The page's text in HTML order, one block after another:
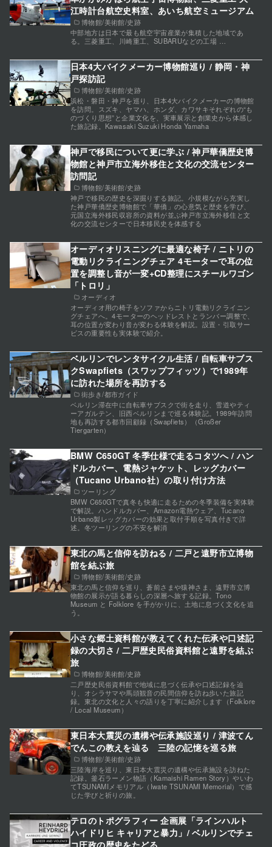
博物館/美術館/史跡
江時計台航空史料室、あいち航空ミュージアム
中部地方は日本で最も航空宇宙産業が集積した地域であ
る。三菱重工、川崎重工、SUBARUなどの工場 …
博物館/美術館/史跡
日本4大バイクメーカー博物館巡り / 静岡・神
戸探訪記
浜松・磐田・神戸を巡り、日本4大バイクメーカーの博物館
を訪問。スズキ、ヤマハ、ホンダ、カワサキそれぞれの“も
のづくり思想”と企業文化を、実車展示と創業史から体感し
た旅記録。Kawasaki Suzuki Honda Yamaha
博物館/美術館/史跡
神戸で移民について更に学ぶ / 神戸華僑歴史博
物館と神戸市立海外移住と文化の交流センター
訪問記
神戸で移民の歴史を深掘りする旅記。小規模ながら充実し
た神戸華僑歴史博物館で「華僑」の心意気と歴史を学び、
元国立海外移民収容所の資料が並ぶ神戸市立海外移住と文
化の交流センターで日本移民史を体感する
オーディオ
オーディオリスニングに最適な椅子 / ニトリの
電動リクライニングチェア 4モーターで耳の位
置を調整し音が一変+CD整理にスチールワゴン
「トロリ」
オーディオ用の椅子をソファからニトリ電動リクライニン
グチェアへ。4モーターのヘッドレストとランバー調整で、
耳の位置が変わり音が変わる体験を解説。設置・引取サー
ビスの重要性も実体験で紹介。
街歩き/都市ガイド
ベルリンでレンタサイクル生活 / 自転車サブス
クSwapfiets（スワップフィッツ）で1989年
に訪れた場所を再訪する
ベルリン滞在中に自転車サブスクで街を走り、雪道やティ
ーアガルテン、旧西ベルリンまで巡る体験記。1989年訪問
地も再訪する都市回顧録（Swapfiets）（Großer
Tiergarten）
ツーリング
BMW C650GT 冬季仕様で走るコタツへ / ハン
ドルカバー、電熱ジャケット、レッグカバー
（Tucano Urbano社）の取り付け方法
BMW C650GTで真冬も快適に走るための冬季装備を実体験
で解説。ハンドルカバー、Amazon電熱ウェア、Tucano
Urbano製レッグカバーの効果と取付手順を写真付きで詳
述。冬ツーリングの不安を解消
博物館/美術館/史跡
東北の馬と信仰を訪ねる / 二戸と遠野市立博物
館を結ぶ旅
東北の馬と信仰を巡り、蒼前さまや猿神さま、遠野市立博
物館の展示が語る暮らしの深層へ旅する記録。Tono
Museum と Folklore を手がかりに、土地に息づく文化を追
う。
博物館/美術館/史跡
小さな郷土資料館が教えてくれた伝承や口述記
録の大切さ / 二戸歴史民俗資料館と遠野を結ぶ
旅
二戸歴史民俗資料館で地域に息づく伝承や口述記録を辿
り、オシラサマや馬頭観音の民間信仰を訪ね歩いた旅記
録。東北の文化と人々の語りを丁寧に紹介します（Folklore
/ Local Museum）
博物館/美術館/史跡
東日本大震災の遺構や伝承施設巡り / 津波てん
でんこの教えを辿る 三陸の記憶を巡る旅
三陸海岸を巡り、東日本大震災の遺構や伝承施設を訪ねた
記録。釜石ラーメン物語（Kamaishi Ramen Story）やいわ
てTSUNAMIメモリアル（Iwate TSUNAMI Memorial）で感
じた学びと祈りの旅。
テロのトポグラフィー 企画展「ラインハルト
ハイドリヒ キャリアと暴力」/ ベルリンでチェ
コ圧政の歴史をたどる